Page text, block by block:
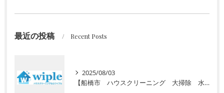
最近の投稿 Recent Posts
2025/08/03
【船橋市 ハウスクリーニング 大掃除 水回り】高齢者向けの定期清掃サービスをご紹介！ 初回お試し半額キャンペーン実施中